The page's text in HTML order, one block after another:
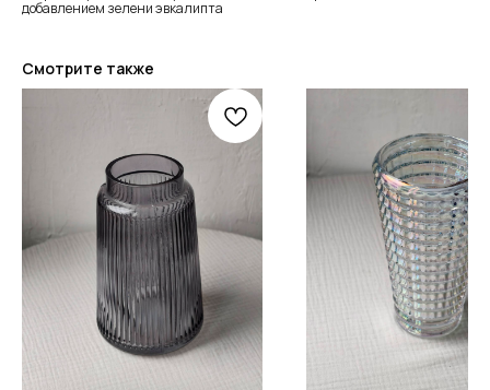
добавлением зелени эвкалипта
Смотрите также